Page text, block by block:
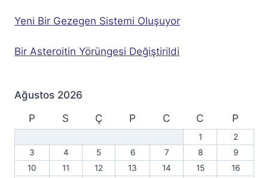
Yeni Bir Gezegen Sistemi Oluşuyor
Bir Asteroitin Yörüngesi Değiştirildi
Ağustos 2026
P
S Ç P C C P
1
2
3
4 5 6 7 8
9
10
11 12 13 14 15
16